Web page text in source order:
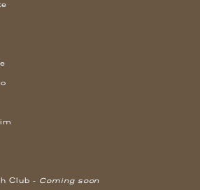
Club - Coming soon